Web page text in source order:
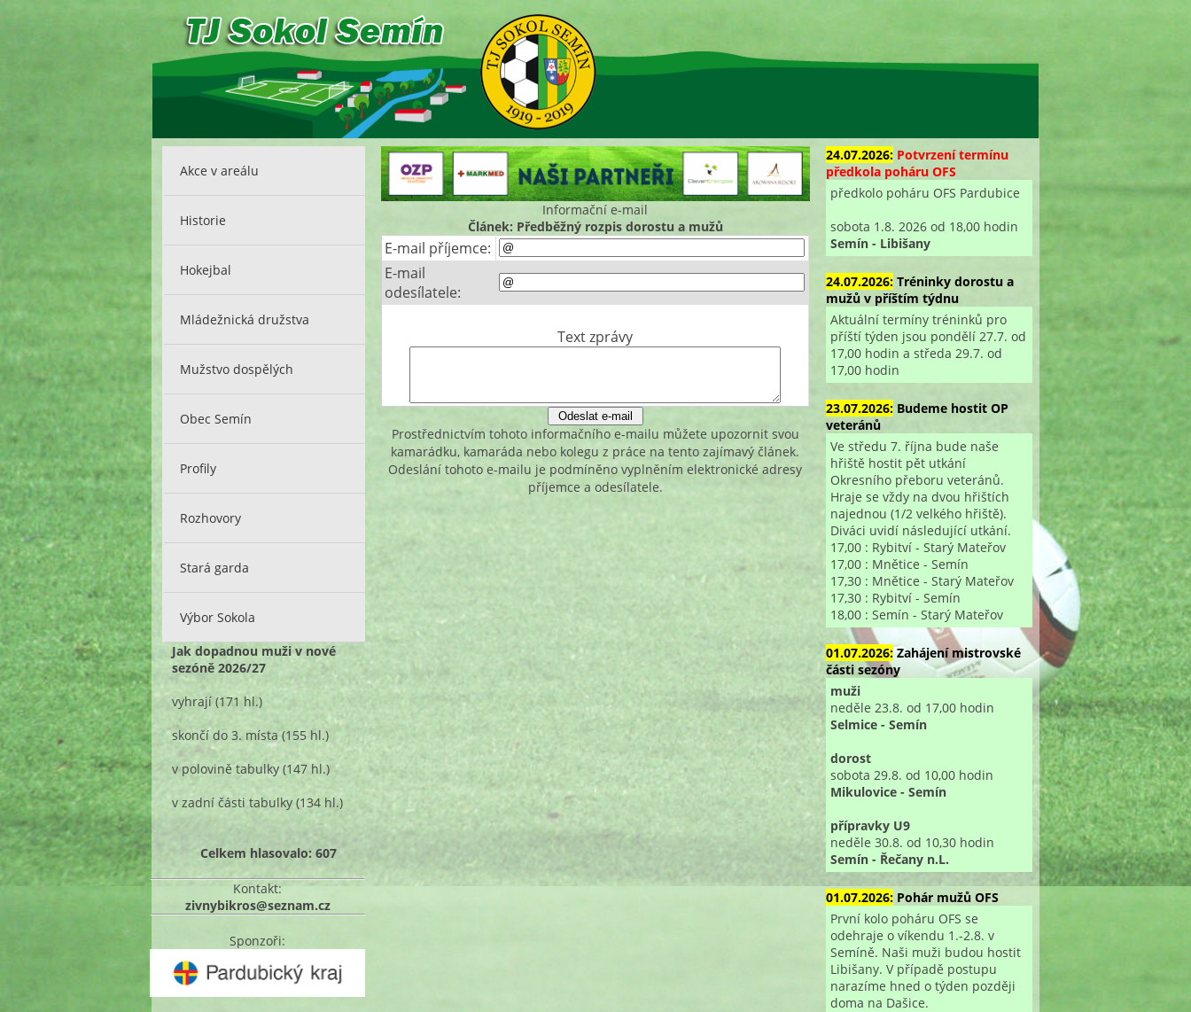
Akce v areálu
Historie
Hokejbal
Mládežnická družstva
Mužstvo dospělých
Obec Semín
Profily
Rozhovory
Stará garda
Výbor Sokola
Jak dopadnou muži v nové
sezóně 2026/27
vyhrají (171 hl.)
skončí do 3. místa(155 hl.)
v polovině tabulky (147 hl.)
v zadní části tabulky (134 hl.)
Celkem hlasovalo: 607
Kontakt:
zivnybikros@seznam.cz
Sponzoři:
Informační e-mail
Článek: Předběžný rozpis dorostu a mužů
E-mail příjemce:
E-mail
odesílatele:
Text zprávy
Prostřednictvím tohoto informačního e-mailu můžete upozornit svou
kamarádku, kamaráda nebo kolegu z práce na tento zajímavý článek.
Odeslání tohoto e-mailu je podmíněno vyplněním elektronické adresy
příjemce a odesílatele.
24.07.2026: Potvrzení termínu
předkola poháru OFS
předkolo poháru OFS Pardubice
sobota 1.8. 2026 od 18,00 hodin
Semín - Libišany
24.07.2026: Tréninky dorostu a
mužů v příštím týdnu
Aktuální termíny tréninků pro
příští týden jsou pondělí 27.7. od
17,00 hodin a středa 29.7. od
17,00 hodin
23.07.2026: Budeme hostit OP
veteránů
Ve středu 7. října bude naše
hřiště hostit pět utkání
Okresního přeboru veteránů.
Hraje se vždy na dvou hřištích
najednou (1/2 velkého hřiště).
Diváci uvidí následující utkání.
17,00 : Rybitví - Starý Mateřov
17,00 : Mnětice - Semín
17,30 : Mnětice - Starý Mateřov
17,30 : Rybitví - Semín
18,00 : Semín - Starý Mateřov
01.07.2026: Zahájení mistrovské
části sezóny
muži
neděle 23.8. od 17,00 hodin
Selmice - Semín
dorost
sobota 29.8. od 10,00 hodin
Mikulovice - Semín
přípravky U9
neděle 30.8. od 10,30 hodin
Semín - Řečany n.L.
01.07.2026: Pohár mužů OFS
První kolo poháru OFS se
odehraje o víkendu 1.-2.8. v
Semíně. Naši muži budou hostit
Libišany. V případě postupu
narazíme hned o týden později
doma na Dašice.